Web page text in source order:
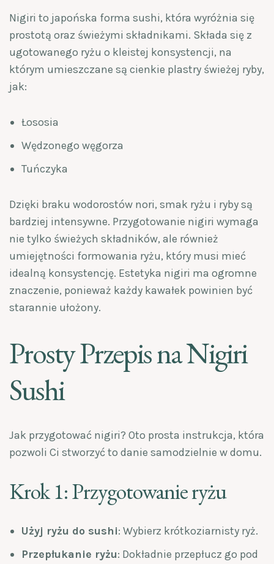
Nigiri to japońska forma sushi, która wyróżnia się
prostotą oraz świeżymi składnikami. Składa się z
ugotowanego ryżu o kleistej konsystencji, na
którym umieszczane są cienkie plastry świeżej ryby,
jak:
Łososia
Wędzonego węgorza
Tuńczyka
Dzięki braku wodorostów nori, smak ryżu i ryby są
bardziej intensywne. Przygotowanie nigiri wymaga
nie tylko świeżych składników, ale również
umiejętności formowania ryżu, który musi mieć
idealną konsystencję. Estetyka nigiri ma ogromne
znaczenie, ponieważ każdy kawałek powinien być
starannie ułożony.
Prosty Przepis na Nigiri
Sushi
Jak przygotować nigiri? Oto prosta instrukcja, która
pozwoli Ci stworzyć to danie samodzielnie w domu.
Krok 1: Przygotowanie ryżu
Użyj ryżu do sushi: Wybierz krótkoziarnisty ryż.
Przepłukanie ryżu: Dokładnie przepłucz go pod